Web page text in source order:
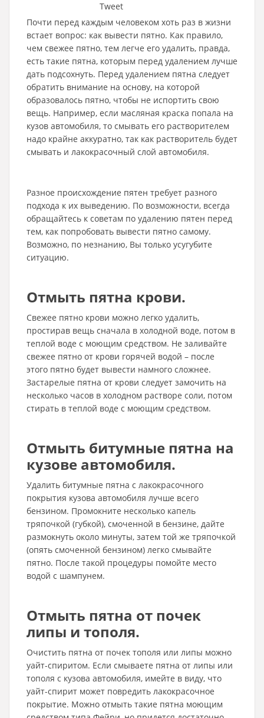
Tweet
Почти перед каждым человеком хоть раз в жизни
встает вопрос: как вывести пятно. Как правило,
чем свежее пятно, тем легче его удалить, правда,
есть такие пятна, которым перед удалением лучше
дать подсохнуть. Перед удалением пятна следует
обратить внимание на основу, на которой
образовалось пятно, чтобы не испортить свою
вещь. Например, если масляная краска попала на
кузов автомобиля, то смывать его растворителем
надо крайне аккуратно, так как растворитель будет
смывать и лакокрасочный слой автомобиля.
Разное происхождение пятен требует разного
подхода к их выведению. По возможности, всегда
обращайтесь к советам по удалению пятен перед
тем, как попробовать вывести пятно самому.
Возможно, по незнанию, Вы только усугубите
ситуацию.
Отмыть пятна крови.
Свежее пятно крови можно легко удалить,
простирав вещь сначала в холодной воде, потом в
теплой воде с моющим средством. Не заливайте
свежее пятно от крови горячей водой – после
этого пятно будет вывести намного сложнее.
Застарелые пятна от крови следует замочить на
несколько часов в холодном растворе соли, потом
стирать в теплой воде с моющим средством.
Отмыть битумные пятна на
кузове автомобиля.
Удалить битумные пятна с лакокрасочного
покрытия кузова автомобиля лучше всего
бензином. Промокните несколько капель
тряпочкой (губкой), смоченной в бензине, дайте
размокнуть около минуты, затем той же тряпочкой
(опять смоченной бензином) легко смывайте
пятно. После такой процедуры помойте место
водой с шампунем.
Отмыть пятна от почек
липы и тополя.
Очистить пятна от почек тополя или липы можно
уайт-спиритом. Если смываете пятна от липы или
тополя с кузова автомобиля, имейте в виду, что
уайт-спирит может повредить лакокрасочное
покрытие. Можно отмыть такие пятна моющим